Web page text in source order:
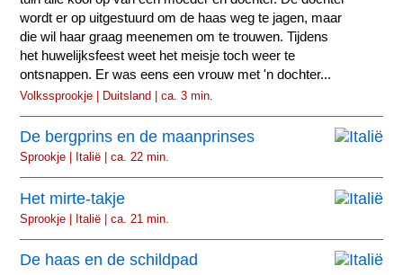
wordt er op uitgestuurd om de haas weg te jagen, maar
die wil haar graag meenemen om te trouwen. Tijdens
het huwelijksfeest weet het meisje toch weer te
ontsnappen. Er was eens een vrouw met 'n dochter...
Volkssprookje | Duitsland | ca. 3 min.
De bergprins en de maanprinses
Sprookje | Italië | ca. 22 min.
Het mirte-takje
Sprookje | Italië | ca. 21 min.
De haas en de schildpad